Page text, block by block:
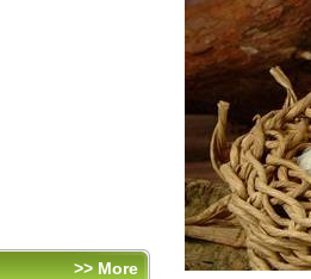
>> More